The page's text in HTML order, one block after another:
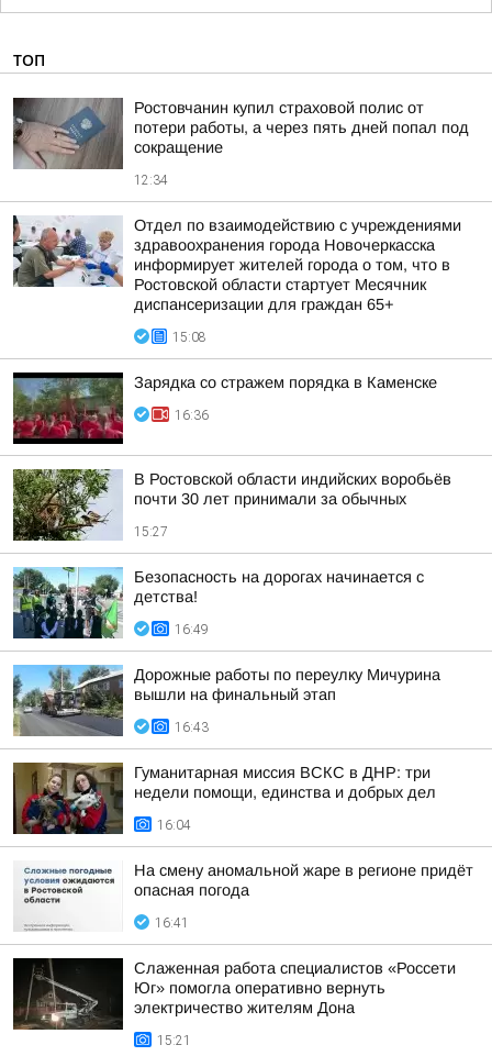
ТОП
Ростовчанин купил страховой полис от
потери работы, а через пять дней попал под
сокращение
12:34
Отдел по взаимодействию с учреждениями
здравоохранения города Новочеркасска
информирует жителей города о том, что в
Ростовской области стартует Месячник
диспансеризации для граждан 65+
15:08
Зарядка со стражем порядка в Каменске
16:36
В Ростовской области индийских воробьёв
почти 30 лет принимали за обычных
15:27
Безопасность на дорогах начинается с
детства!
16:49
Дорожные работы по переулку Мичурина
вышли на финальный этап
16:43
Гуманитарная миссия ВСКС в ДНР: три
недели помощи, единства и добрых дел
16:04
На смену аномальной жаре в регионе придёт
опасная погода
16:41
Слаженная работа специалистов «Россети
Юг» помогла оперативно вернуть
электричество жителям Дона
15:21